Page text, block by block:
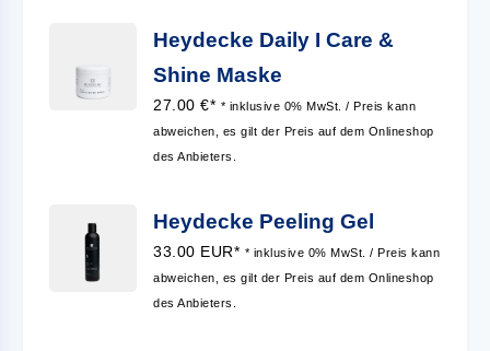
Heydecke Daily I Care &
Shine Maske
27.00 €* * inklusive 0% MwSt. / Preis kann
abweichen, es gilt der Preis auf dem Onlineshop
des Anbieters.
Heydecke Peeling Gel
33.00 EUR* * inklusive 0% MwSt. / Preis kann
abweichen, es gilt der Preis auf dem Onlineshop
des Anbieters.